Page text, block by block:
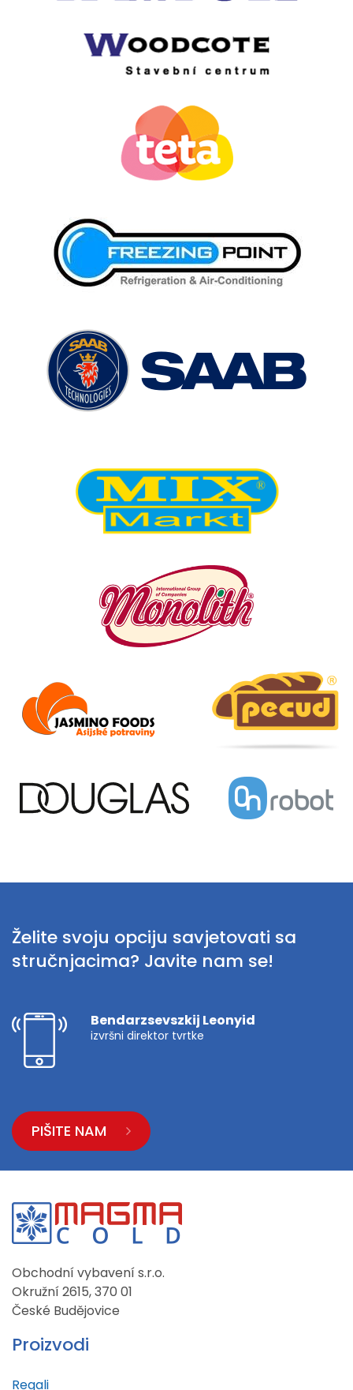
Želite svoju opciju savjetovati sa
stručnjacima? Javite nam se!
Bendarzsevszkij Leonyid
izvršni direktor tvrtke
PIŠITE NAM
Obchodní vybavení s.r.o.
Okružní 2615, 370 01
České Budějovice
Proizvodi
Regali